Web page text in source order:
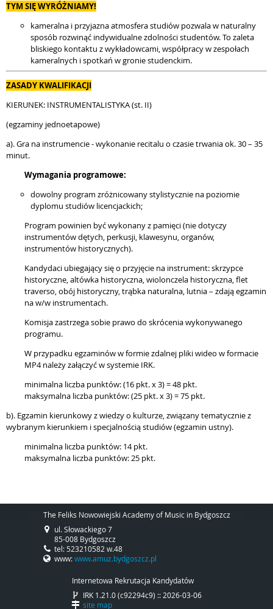
TYM SIĘ WYRÓŻNIAMY!
kameralna i przyjazna atmosfera studiów pozwala w naturalny
sposób rozwinąć indywidualne zdolności studentów. To zaleta
bliskiego kontaktu z wykładowcami, współpracy w zespołach
kameralnych i spotkań w gronie studenckim.
ZASADY KWALIFIKACJI
KIERUNEK: INSTRUMENTALISTYKA (st. II)
(egzaminy jednoetapowe)
a). Gra na instrumencie - wykonanie recitalu o czasie trwania ok. 30 – 35
minut.
Wymagania programowe:
dowolny program zróżnicowany stylistycznie na poziomie
dyplomu studiów licencjackich;
Program powinien być wykonany z pamięci (nie dotyczy
instrumentów dętych, perkusji, klawesynu, organów,
instrumentów historycznych).
Kandydaci ubiegający się o przyjęcie na instrument: skrzypce
historyczne, altówka historyczna, wiolonczela historyczna, flet
traverso, obój historyczny, trąbka naturalna, lutnia – zdają egzamin
na w/w instrumentach.
Komisja zastrzega sobie prawo do skrócenia wykonywanego
programu.
W przypadku egzaminów w formie zdalnej pliki wideo w formacie
MP4 należy załączyć w systemie IRK.
minimalna liczba punktów: (16 pkt. x 3) = 48 pkt.
maksymalna liczba punktów: (25 pkt. x 3) = 75 pkt.
b). Egzamin kierunkowy z wiedzy o kulturze, związany tematycznie z
wybranym kierunkiem i specjalnością studiów (egzamin ustny).
minimalna liczba punktów: 14 pkt.
maksymalna liczba punktów: 25 pkt.
The Feliks Nowowiejski Academy of Music in Bydgoszcz
ul. Słowackiego 7
85-008 Bydgoszcz
tel: 523210582 w.48
www:www.amuz.bydgoszcz.pl
Internetowa Rekrutacja Kandydatów
IRK 1.21.0 (c92294c9) :: 2026-03-06
site map